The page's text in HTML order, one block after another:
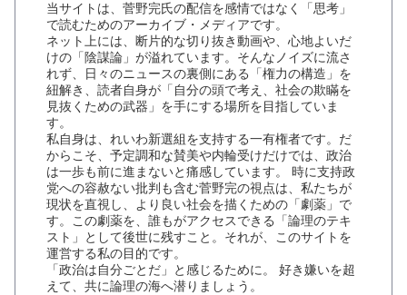
当サイトは、菅野完氏の配信を感情ではなく「思考」
で読むためのアーカイブ・メディアです。
ネット上には、断片的な切り抜き動画や、心地よいだ
けの「陰謀論」が溢れています。そんなノイズに流さ
れず、日々のニュースの裏側にある「権力の構造」を
紐解き、読者自身が「自分の頭で考え、社会の欺瞞を
見抜くための武器」を手にする場所を目指していま
す。
私自身は、れいわ新選組を支持する一有権者です。だ
からこそ、予定調和な賛美や内輪受けだけでは、政治
は一歩も前に進まないと痛感しています。 時に支持政
党への容赦ない批判も含む菅野完の視点は、私たちが
現状を直視し、より良い社会を描くための「劇薬」で
す。この劇薬を、誰もがアクセスできる「論理のテキ
スト」として後世に残すこと。それが、このサイトを
運営する私の目的です。
「政治は自分ごとだ」と感じるために。 好き嫌いを超
えて、共に論理の海へ潜りましょう。